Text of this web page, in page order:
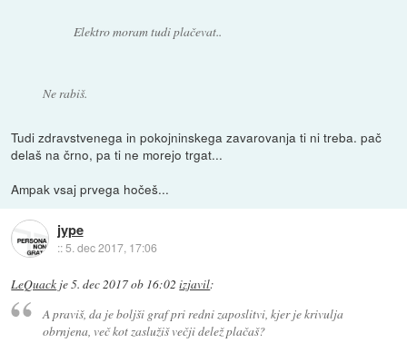
Elektro moram tudi plačevat..
Ne rabiš.
Tudi zdravstvenega in pokojninskega zavarovanja ti ni treba. pač
delaš na črno, pa ti ne morejo trgat...
Ampak vsaj prvega hočeš...
jype
::5. dec 2017, 17:06
LeQuack je5. dec 2017 ob 16:02 izjavil:
A praviš, da je boljši graf pri redni zaposlitvi, kjer je krivulja
obrnjena, več kot zaslužiš večji delež plačaš?